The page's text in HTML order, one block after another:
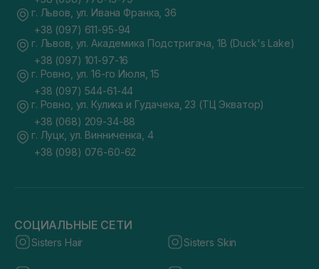
г. Львов, ул. Ивана Франка, 36
+38 (097) 611-95-94
г. Львов, ул. Академика Подстригача, 1В (Duck's Lake)
+38 (097) 101-97-16
г. Ровно, ул. 16-го Июля, 15
+38 (097) 544-61-44
г. Ровно, ул. Кулика и Гудачека, 23 (ТЦ Экватор)
+38 (068) 209-34-88
г. Луцк, ул. Винниченка, 4
+38 (098) 076-60-62
СОЦИАЛЬНЫЕ СЕТИ
Sisters Hair Sisters Skin